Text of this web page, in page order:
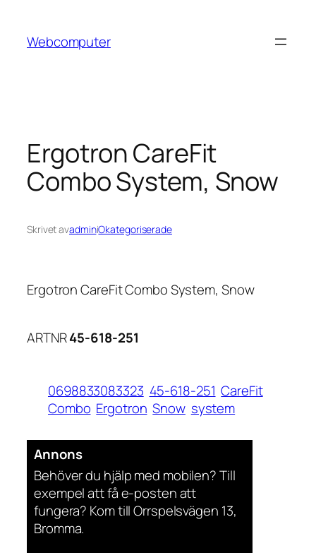
innehåll
Webcomputer
Ergotron CareFit
Combo System, Snow
Skrivet avadminiOkategoriserade
Ergotron CareFit Combo System, Snow
ARTNR45-618-251
0698833083323 45-618-251 CareFit
Combo Ergotron Snow system
Annons
Behöver du hjälp med mobilen? Till
exempel att få e-posten att
fungera? Kom till Orrspelsvägen 13,
Bromma.